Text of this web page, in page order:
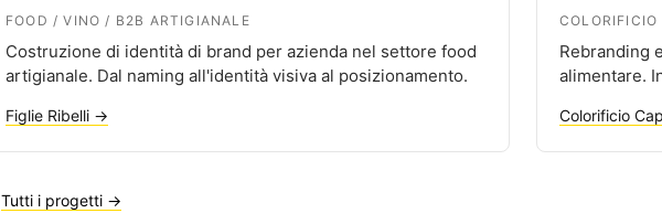
FOOD / VINO / B2B ARTIGIANALE
Costruzione di identità di brand per azienda nel settore food
artigianale. Dal naming all'identità visiva al posizionamento.
Figlie Ribelli →
Rebranding
alimentare.
Colorificio
Tutti i progetti →